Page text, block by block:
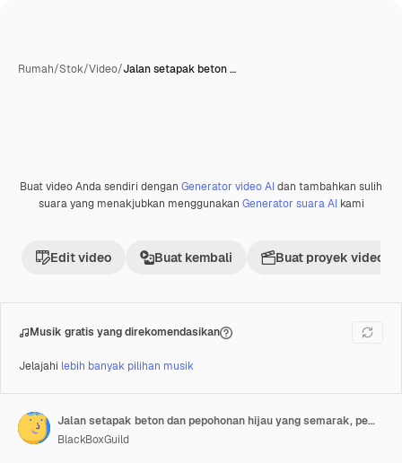
Rumah/Stok/Video/Jalan setapak beton …
Premium
Buat video Anda sendiri dengan Generator video AIdan tambahkan sulih
suara yang menakjubkan menggunakan Generator suara AIkami
Edit video Buat kembali Buat proyek video
Musik gratis yang direkomendasikan
Jelajahi lebih banyak pilihan musik
Jalan setapak beton dan pepohonan hijau yang semarak, pemandangan udara dari atas
BlackBoxGuild